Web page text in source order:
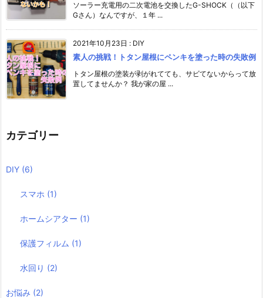
ソーラー充電用の二次電池を交換したG-SHOCK（（以下
Gさん）なんですが、１年 ...
2021年10月23日 : DIY
素人の挑戦！トタン屋根にペンキを塗った時の失敗例
トタン屋根の塗装が剥がれてても、サビてないからって放
置してませんか？ 我が家の屋 ...
カテゴリー
DIY (6)
スマホ (1)
ホームシアター (1)
保護フィルム (1)
水回り (2)
お悩み (2)